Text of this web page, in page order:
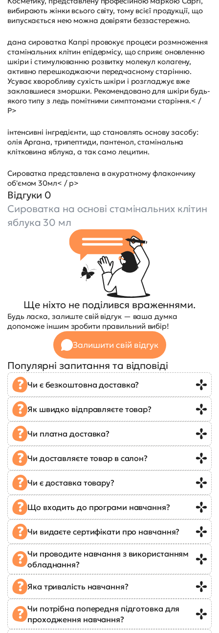
вибирають жінки всього світу, тому всієї продукції, що
випускається нею можна довіряти беззастережно.
дана сироватка Капрі провокує процеси розмноження
стамінальних клітин епідермісу, що сприяє оновленню
шкіри і стимулюванню розвитку молекул колагену,
активно перешкоджаючи передчасному старінню.
Усуває хворобливу сухість шкіри і розгладжує вже
заклавшиеся зморшки. Рекомендовано для шкіри будь-
якого типу з ледь помітними симптомами старіння.< /
P>
інтенсивні інгредієнти, що становлять основу засобу:
олія Аргана, трипептиди, пантенол, стамінальна
клітковина яблука, а так само лецитин.
Сироватка представлена в акуратному флакончику
об'ємом 30мл< / p>
Відгуки 0
Сироватка на основі стамінальних клітин
яблука 30 мл
Ще ніхто не поділився враженнями.
Будь ласка, залиште свій відгук — ваша думка
допоможе іншим зробити правильний вибір!
Залишити свій відгук
Популярні запитання та відповіді
Чи є безкоштовна доставка?
Як швидко відправляєте товар?
Чи платна доставка?
Чи доставляєте товар в салон?
Чи є доставка товару?
Що входить до програми навчання?
Чи видаєте сертифікати про навчання?
Чи проводите навчання з використанням
обладнання?
Яка тривалість навчання?
Чи потрібна попередня підготовка для
проходження навчання?